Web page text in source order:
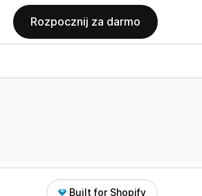
Rozpocznij za darmo
Built for Shopify